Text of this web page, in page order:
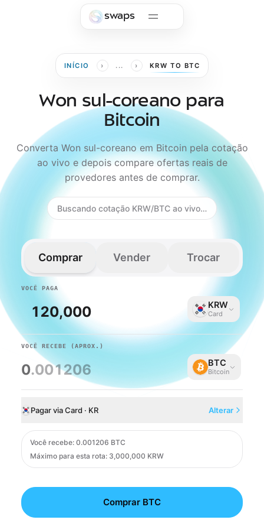
swaps
INÍCIO › ... › KRW TO BTC
Won sul-coreano para
Bitcoin
Converta Won sul-coreano em Bitcoin pela cotação
ao vivo e depois compare ofertas reais de
provedores antes de comprar.
Buscando cotação KRW/BTC ao vivo…
Comprar Vender Trocar
VOCÊ PAGA
KRW
Card
VOCÊ RECEBE (APROX.)
0.001206 BTC
Bitcoin
Pagar via Card · KR Alterar
Você recebe: 0.001206 BTC
Máximo para esta rota: 3,000,000 KRW
Card
Comprar BTC